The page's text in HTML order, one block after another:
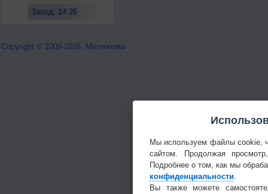
Заход: 14:26
Copyright © 2009-2026, Метеонова
Мы используем файлы cookie,
сайтом. Продолжая
Подробнее о том, как мы
конфиденциальности.
Вы также можете